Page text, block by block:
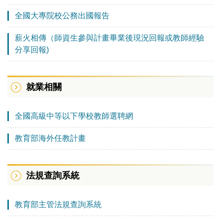
全國大專院校公務出國報告
薪火相傳（師資生參與計畫畢業後現況回報或教師經驗
分享回報)
就業相關
全國高級中等以下學校教師選聘網
教育部海外任教計畫
法規查詢系統
教育部主管法規查詢系統